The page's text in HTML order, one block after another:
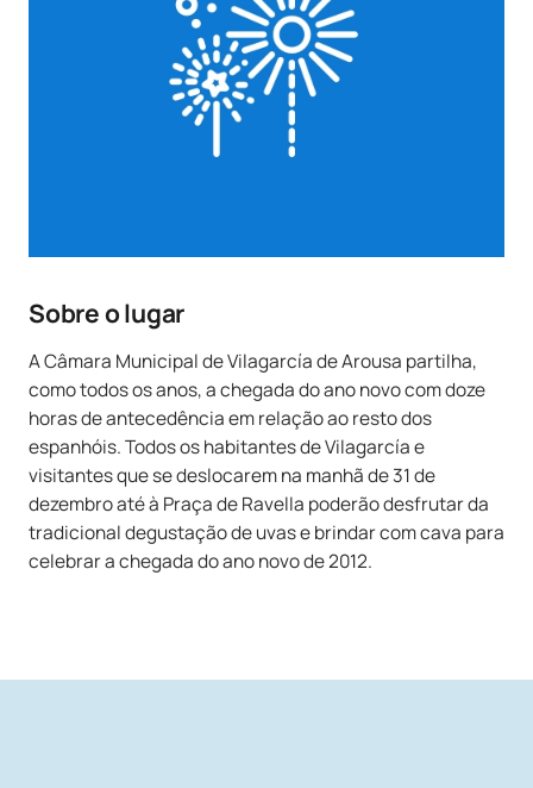
Sobre o lugar
A Câmara Municipal de Vilagarcía de Arousa partilha,
como todos os anos, a chegada do ano novo com doze
horas de antecedência em relação ao resto dos
espanhóis. Todos os habitantes de Vilagarcía e
visitantes que se deslocarem na manhã de 31 de
dezembro até à Praça de Ravella poderão desfrutar da
tradicional degustação de uvas e brindar com cava para
celebrar a chegada do ano novo de 2012.